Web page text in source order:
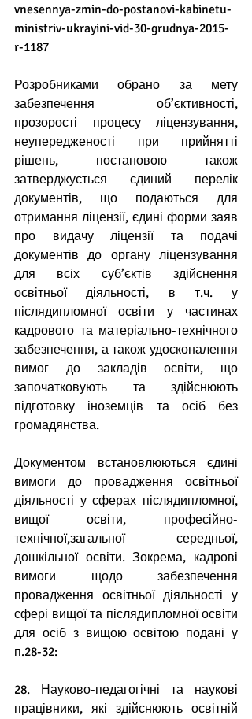
vnesennya-zmin-do-postanovi-kabinetu-
ministriv-ukrayini-vid-30-grudnya-2015-
r-1187
Розробниками обрано за мету
забезпечення об’єктивності,
прозорості процесу ліцензування,
неупередженості при прийнятті
рішень, постановою також
затверджується єдиний перелік
документів, що подаються для
отримання ліцензії, єдині форми заяв
про видачу ліцензії та подачі
документів до органу ліцензування
для всіх суб’єктів здійснення
освітньої діяльності, в т.ч. у
післядипломної освіти у частинах
кадрового та матеріально-технічного
забезпечення, а також удосконалення
вимог до закладів освіти, що
започатковують та здійснюють
підготовку іноземців та осіб без
громадянства.
Документом встановлюються єдині
вимоги до провадження освітньої
діяльності у сферах післядипломної,
вищої освіти, професійно-
технічної,загальної середньої,
дошкільної освіти. Зокрема, кадрові
вимоги щодо забезпечення
провадження освітньої діяльності у
сфері вищої та післядипломної освіти
для осіб з вищою освітою подані у
п.28-32:
28. Науково-педагогічні та наукові
працівники, які здійснюють освітній